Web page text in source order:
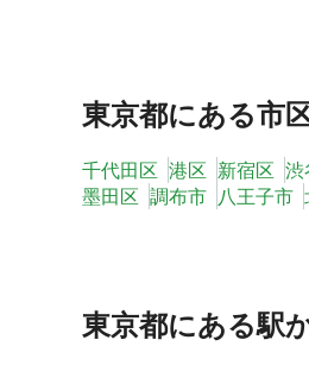
東京都にある市
千代田区 港区 新宿区 渋
墨田区 調布市 八王子市
東京都にある駅